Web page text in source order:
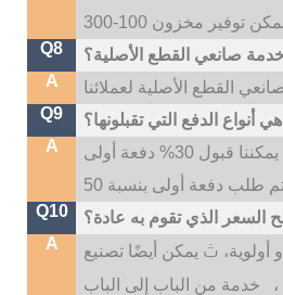
Q8
A
Q9
أنواع الدفع التي تقبلونها؟
A
يمكننا قبول 30% دفعة أولى TT قبل الإنتاج، 70% رصيد TT قبل التسليم؛ إذا كنت بحاجة إلى شعار مخصص،
Q10
السعر الذي تقوم به عادة؟
A
ث